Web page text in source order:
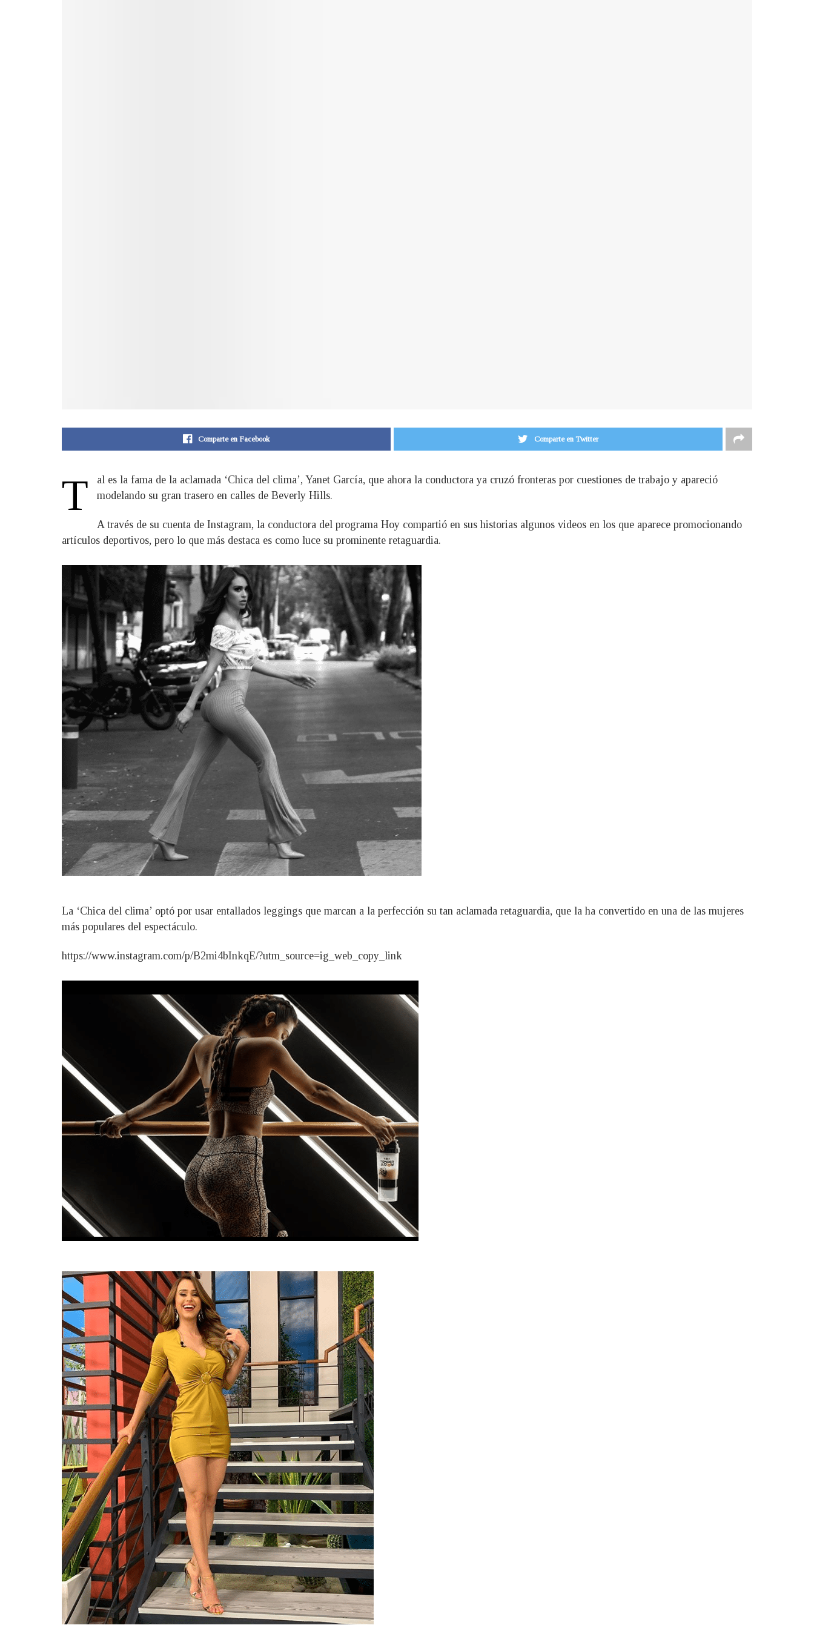
Comparte en Facebook Comparte en Twitter
T
al es la fama de la aclamada ‘Chica del clima’, Yanet García, que ahora la conductora ya cruzó fronteras por cuestiones de trabajo y apareció
modelando su gran trasero en calles de Beverly Hills.
A través de su cuenta de Instagram, la conductora del programa Hoy compartió en sus historias algunos videos en los que aparece promocionando
artículos deportivos, pero lo que más destaca es como luce su prominente retaguardia.
La ‘Chica del clima’ optó por usar entallados leggings que marcan a la perfección su tan aclamada retaguardia, que la ha convertido en una de las mujeres
más populares del espectáculo.
https://www.instagram.com/p/B2mi4bInkqE/?utm_source=ig_web_copy_link